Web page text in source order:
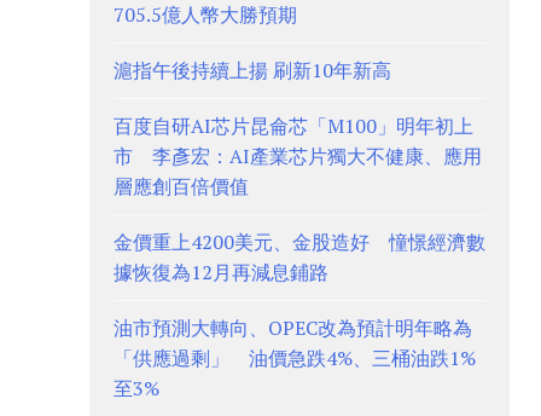
705.5億人幣大勝預期
滬指午後持續上揚 刷新10年新高
百度自研AI芯片昆侖芯「M100」明年初上
市 李彥宏：AI產業芯片獨大不健康、應用
層應創百倍價值
金價重上4200美元、金股造好 憧憬經濟數
據恢復為12月再減息鋪路
油市預測大轉向、OPEC改為預計明年略為
「供應過剩」 油價急跌4%、三桶油跌1%
至3%